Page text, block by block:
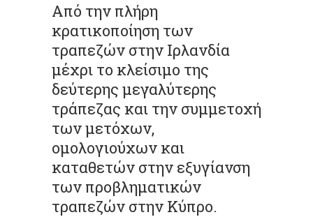
Από την πλήρη
κρατικοποίηση των
τραπεζών στην Ιρλανδία
μέχρι το κλείσιμο της
δεύτερης μεγαλύτερης
τράπεζας και την συμμετοχή
των μετόχων,
ομολογιούχων και
καταθετών στην εξυγίανση
των προβληματικών
τραπεζών στην Κύπρο.